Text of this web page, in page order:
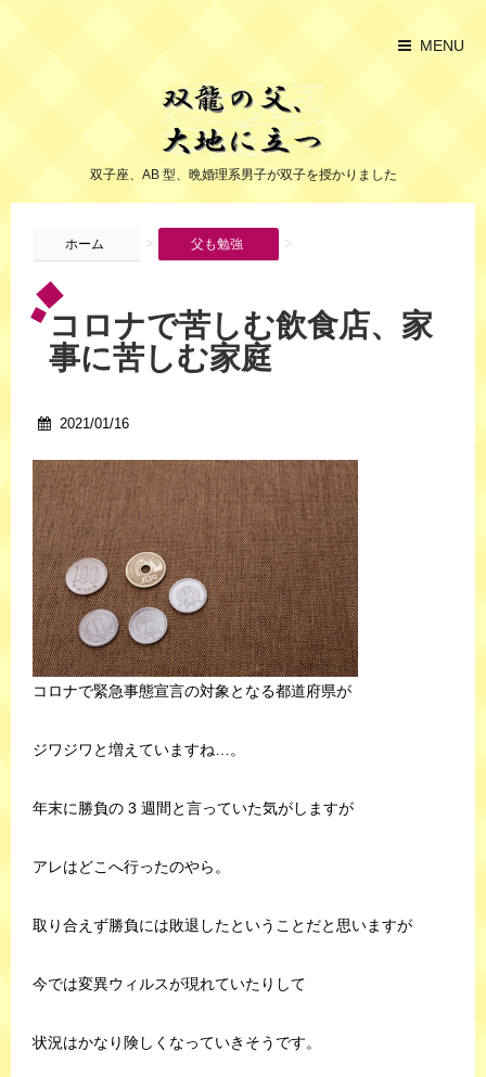
MENU
双子座、AB 型、晩婚理系男子が双子を授かりました
ホーム > 父も勉強 >
コロナで苦しむ飲食店、家
事に苦しむ家庭
2021/01/16
コロナで緊急事態宣言の対象となる都道府県が
ジワジワと増えていますね…。
年末に勝負の 3 週間と言っていた気がしますが
アレはどこへ行ったのやら。
取り合えず勝負には敗退したということだと思いますが
今では変異ウィルスが現れていたりして
状況はかなり険しくなっていきそうです。